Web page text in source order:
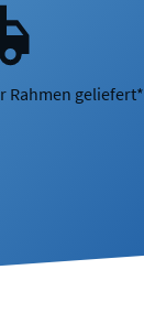
Rahmen geliefert*